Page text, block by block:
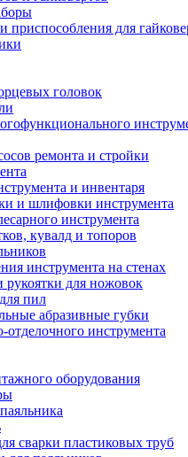
приспособления для
головок
ремонта и стройки
и инвентаря
и шлифовки инструмента
инструмента
кувалд и топоров
инструмента на стенах
рукоятки для ножовок
пил
абразивные губки
отделочного инструмента
оборудования
сварки пластиковых труб